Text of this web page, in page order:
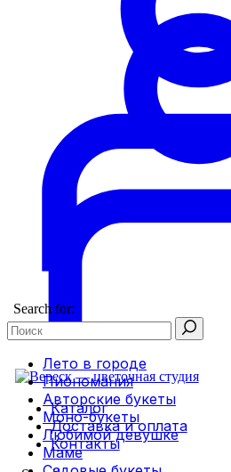
Каталог
Доставка и оплата
Контакты
Search for:
Лето в городе
Пиономания
Авторские букеты
Моно-букеты
Любимой девушке
Маме